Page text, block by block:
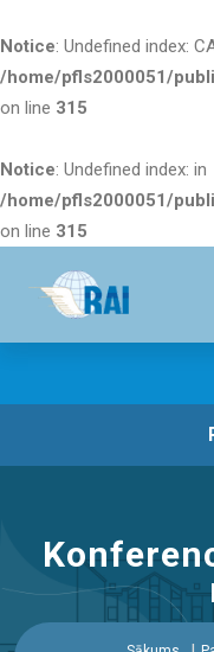
Notice: Undefined index:
/home/pfls2000051/
on line 315
Notice: Undefined index: in
/home/pfls2000051/
on line 315